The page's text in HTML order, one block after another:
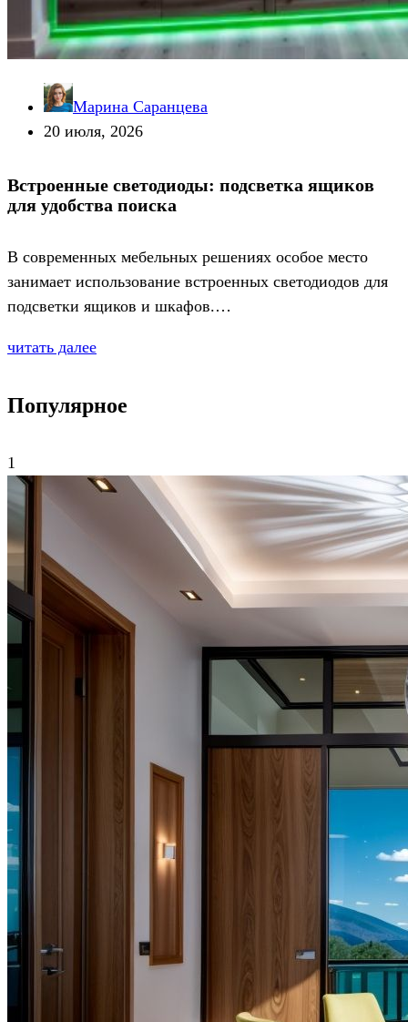
Марина Саранцева
20 июля, 2026
Встроенные светодиоды: подсветка ящиков
для удобства поиска
В современных мебельных решениях особое место
занимает использование встроенных светодиодов для
подсветки ящиков и шкафов.…
читать далее
Популярное
1